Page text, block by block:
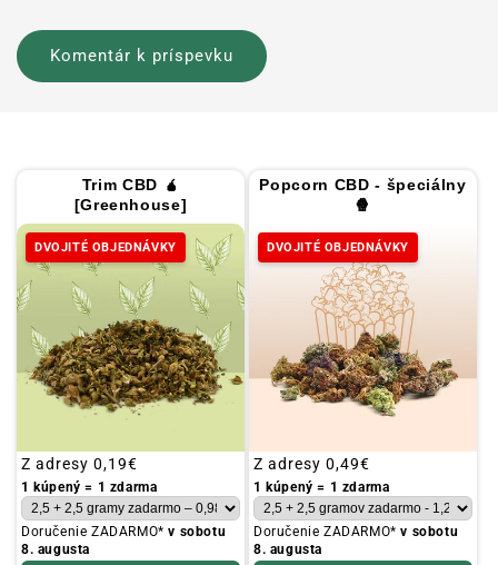
Trim CBD 🧉
[Greenhouse]
DVOJITÉ OBJEDNÁVKY
Obvyklá
cena
Z adresy 0,19€
1 kúpený = 1 zdarma
Doručenie ZADARMO*v sobotu
8. augusta
Popcorn CBD - špeciálny
🍿
DVOJITÉ OBJEDNÁVKY
Obvyklá
cena
Z adresy 0,49€
1 kúpený = 1 zdarma
Doručenie ZADARMO*v sobotu
8. augusta